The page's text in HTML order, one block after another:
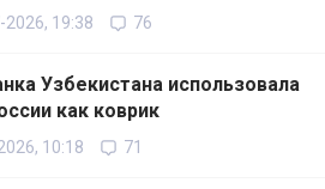
2026, 19:38 76
Узбекистана использовала
как коврик
10:18 71